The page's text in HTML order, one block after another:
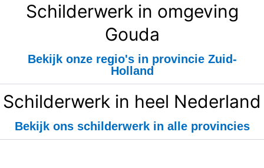
Schilderwerk in omgeving
Gouda
Bekijk onze regio's in provincie Zuid-
Holland
Schilderwerk in heel Nederland
Bekijk ons schilderwerk in alle provincies